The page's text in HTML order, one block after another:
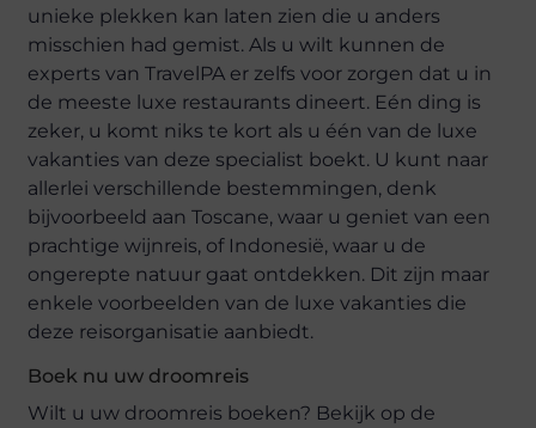
unieke plekken kan laten zien die u anders
misschien had gemist. Als u wilt kunnen de
experts van TravelPA er zelfs voor zorgen dat u in
de meeste luxe restaurants dineert. Eén ding is
zeker, u komt niks te kort als u één van de luxe
vakanties van deze specialist boekt. U kunt naar
allerlei verschillende bestemmingen, denk
bijvoorbeeld aan Toscane, waar u geniet van een
prachtige wijnreis, of Indonesië, waar u de
ongerepte natuur gaat ontdekken. Dit zijn maar
enkele voorbeelden van de luxe vakanties die
deze reisorganisatie aanbiedt.
Boek nu uw droomreis
Wilt u uw droomreis boeken? Bekijk op de